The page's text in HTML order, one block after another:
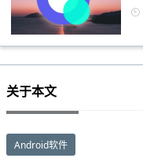
关于本文
Android软件